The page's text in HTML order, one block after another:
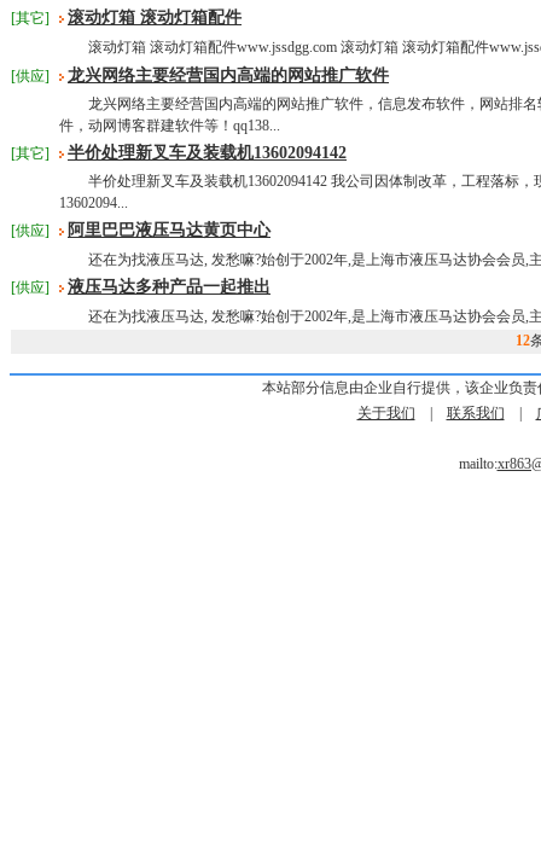
[其它]
滚动灯箱 滚动灯箱配件
滚动灯箱 滚动灯箱配件www.jssdgg.com 滚动灯箱 滚动灯箱配件
[供应]
龙兴网络主要经营国内高端的网站推广软件
龙兴网络主要经营国内高端的网站推广软件，信息发布软件，网站排名
件，动网博客群建软件等！qq138...
[其它]
半价处理新叉车及装载机13602094142
半价处理新叉车及装载机13602094142 我公司因体制改革，工程落标，
13602094...
[供应]
阿里巴巴液压马达黄页中心
还在为找液压马达, 发愁嘛?始创于2002年,是上海市液压马达协会会员,
[供应]
液压马达多种产品一起推出
还在为找液压马达, 发愁嘛?始创于2002年,是上海市液压马达协会会员,
12
本站部分信息由企业自行提供，该企业负
关于我们
联系我们
mailto: